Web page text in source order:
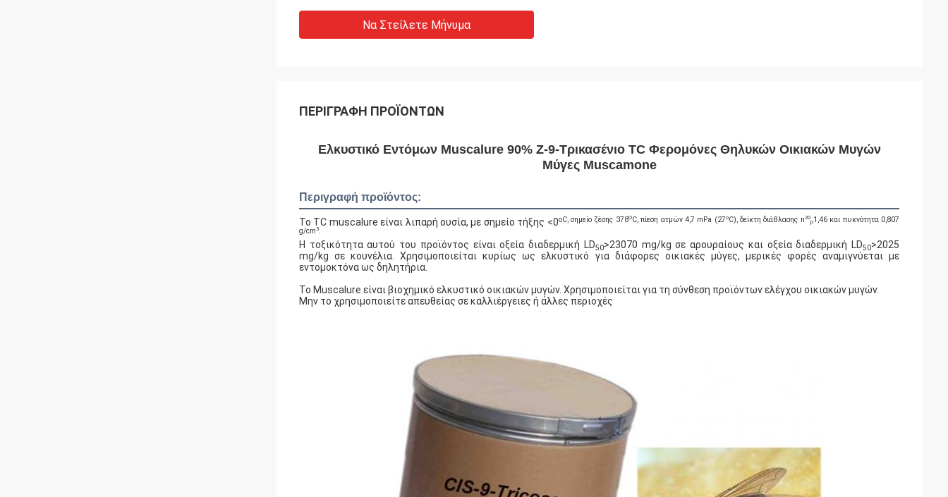
Να Στείλετε Μήνυμα
ΠΕΡΙΓΡΑΦΉ ΠΡΟΪΌΝΤΩΝ
Ελκυστικό Εντόμων Muscalure 90% Z-9-Τρικασένιο TC Φερομόνες Θηλυκών Οικιακών Μυγών
Μύγες Muscamone
Περιγραφή προϊόντος:
Το TC muscalure είναι λιπαρή ουσία, με σημείο τήξης <0oC, σημείο ζέσης 378OC, πίεση ατμών 4,7 mPa (27oC), δείκτη διάθλασης n20
p1,46 και πυκνότητα 0,807
g/cm3.
Η τοξικότητα αυτού του προϊόντος είναι οξεία διαδερμική LD50>23070 mg/kg σε αρουραίους και οξεία διαδερμική LD50>2025
mg/kg σε κουνέλια. Χρησιμοποιείται κυρίως ως ελκυστικό για διάφορες οικιακές μύγες, μερικές φορές αναμιγνύεται με
εντομοκτόνα ως δηλητήρια.
Το Muscalure είναι βιοχημικό ελκυστικό οικιακών μυγών. Χρησιμοποιείται για τη σύνθεση προϊόντων ελέγχου οικιακών μυγών.
Μην το χρησιμοποιείτε απευθείας σε καλλιέργειες ή άλλες περιοχές